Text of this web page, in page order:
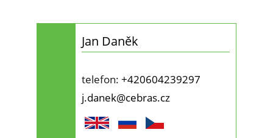
Jan Daněk
telefon: +420604239297
j.danek@cebras.cz